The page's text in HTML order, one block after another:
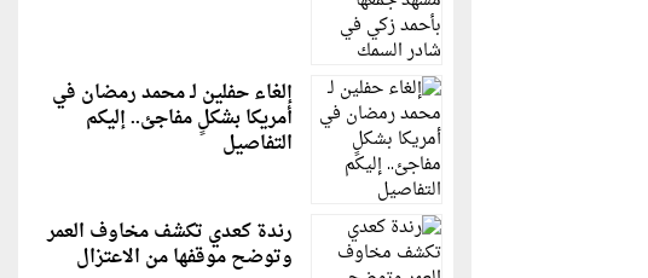
إلغاء حفلين لـ محمد رمضان في
أمريكا بشكلٍ مفاجئ.. إليكم
التفاصيل
رندة كعدي تكشف مخاوف العمر
وتوضح موقفها من الاعتزال